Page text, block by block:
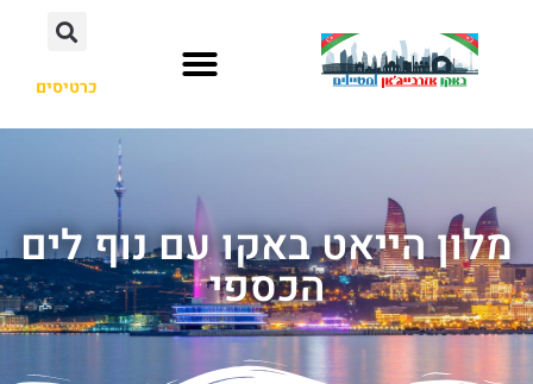
כרטיסים
מלון הייאט באקו עם נוף לים
הכספי